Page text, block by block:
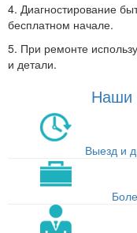
4. Диагностирование
бесплатном начале.
5. При ремонте
и детали.
Наши
Выезд и